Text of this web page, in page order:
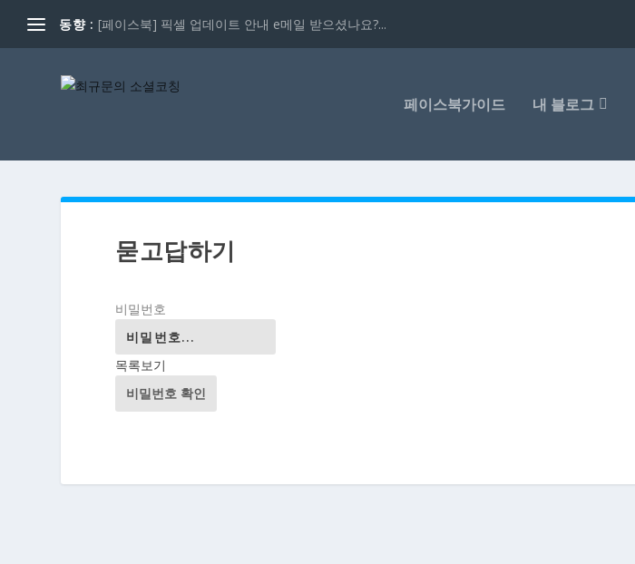
동향 : [페이스북] 픽셀 업데이트 안내 e메일 받으셨나요?...
페이스북가이드 내 블로그
묻고답하기
비밀번호
목록보기
비밀번호 확인